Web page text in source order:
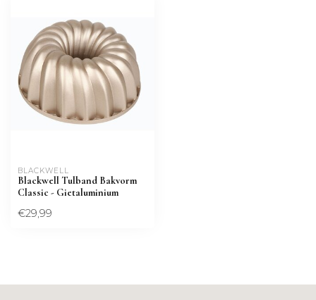
BLACKWELL
Blackwell Tulband Bakvorm
Classic - Gietaluminium
€29,99